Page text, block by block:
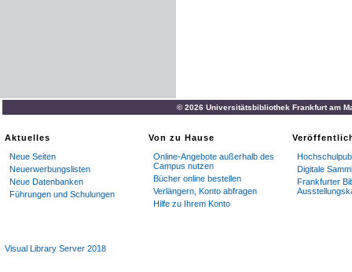
© 2026 Universitätsbibliothek Frankfurt am
Aktuelles
Neue Seiten
Neuerwerbungslisten
Neue Datenbanken
Führungen und Schulungen
Von zu Hause
Online-Angebote außerhalb des
Campus nutzen
Bücher online bestellen
Verlängern, Konto abfragen
Hilfe zu Ihrem Konto
Digitale
Frankfurter
Visual Library Server 2018